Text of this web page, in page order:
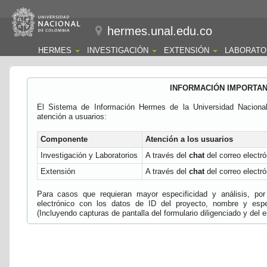
hermes.unal.edu.co
HERMES INVESTIGACIÓN EXTENSIÓN
INFORMACIÓN
El Sistema de Información Hermes de la Universidad
atención a usuarios:
Componente
Atención a los usuarios
Investigación y Laboratorios
A través del chatdel correo
Extensión
A través del chatdel correo
Para casos que requieran mayor especificidad y análisis,
electrónico con los datos de ID del proyecto, nombre y
(Incluyendo capturas de pantalla del formulario diligenciado y del